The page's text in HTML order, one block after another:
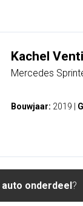
Kachel
Mercedes
Bouwjaar: 2019
auto onderdeel?